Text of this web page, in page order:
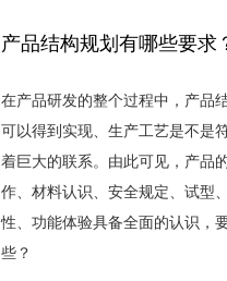
产品结构规划有哪些要求
在产品研发的整个过程中，产品
可以得到实现、生产工艺是不是
着巨大的联系。由此可见，产品
作、材料认识、安全规定、试型
性、功能体验具备全面的认识，
些？